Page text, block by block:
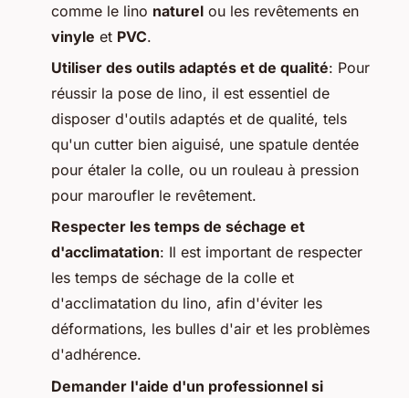
comme le lino naturel ou les revêtements en
vinyle et PVC.
Utiliser des outils adaptés et de qualité: Pour
réussir la pose de lino, il est essentiel de
disposer d'outils adaptés et de qualité, tels
qu'un cutter bien aiguisé, une spatule dentée
pour étaler la colle, ou un rouleau à pression
pour maroufler le revêtement.
Respecter les temps de séchage et
d'acclimatation: Il est important de respecter
les temps de séchage de la colle et
d'acclimatation du lino, afin d'éviter les
déformations, les bulles d'air et les problèmes
d'adhérence.
Demander l'aide d'un professionnel si